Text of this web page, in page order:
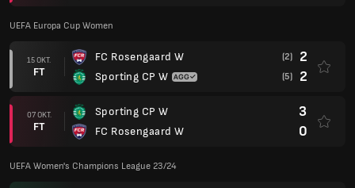
UEFA Europa Cup Women
15 OKT.
FT
FC Rosengaard W
Sporting CP W
(2) 2
(5) 2
07 OKT.
FT
Sporting CP W
FC Rosengaard W
3
0
UEFA Women's Champions League 23/24